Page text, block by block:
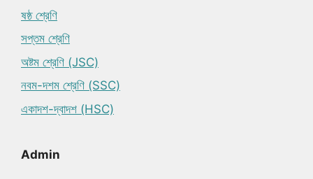
ষষ্ঠ শ্রেণি
সপ্তম শ্রেণি
অষ্টম শ্রেণি (JSC)
নবম-দশম শ্রেণি (SSC)
একাদশ-দ্বাদশ (HSC)
Admin